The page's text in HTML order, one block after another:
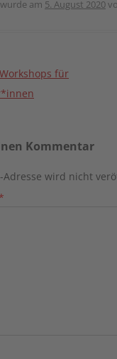
am 5. August 2020
für
Kommentar
Adresse wird nicht